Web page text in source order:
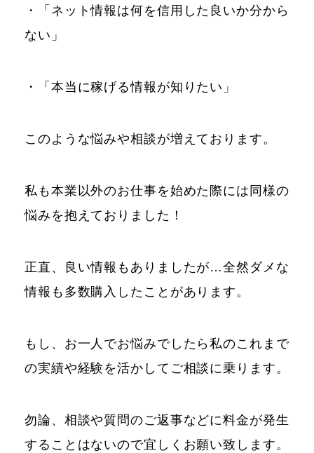
・「ネット情報は何を信用した良いか分から
ない」
・「本当に稼げる情報が知りたい」
このような悩みや相談が増えております。
私も本業以外のお仕事を始めた際には同様の
悩みを抱えておりました！
正直、良い情報もありましたが…全然ダメな
情報も多数購入したことがあります。
もし、お一人でお悩みでしたら私のこれまで
の実績や経験を活かしてご相談に乗ります。
勿論、相談や質問のご返事などに料金が発生
することはないので宜しくお願い致します。